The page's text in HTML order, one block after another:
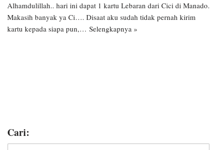
Alhamdulillah.. hari ini dapat 1 kartu Lebaran dari Cici di Manado.
Makasih banyak ya Ci…. Disaat aku sudah tidak pernah kirim
kartu kepada siapa pun,… Selengkapnya »
Cari: